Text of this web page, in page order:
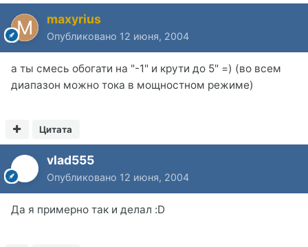
maxyrius
Опубликовано 12 июня, 2004
а ты смесь обогати на "-1" и крути до 5" =) (во всем
диапазон можно тока в мощностном режиме)
Цитата
vlad555
Опубликовано 12 июня, 2004
Да я примерно так и делал :D